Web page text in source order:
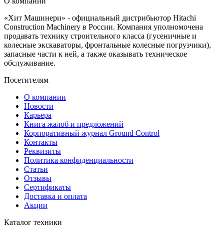
«Хит Машинери» - официальный дистрибьютор Hitachi
Construction Machinery в России. Компания уполномочена
продавать технику строительного класса (гусеничные и
колесные экскаваторы, фронтальные колесные погрузчики),
запасные части к ней, а также оказывать техническое
обслуживание.
Посетителям
О компании
Новости
Карьера
Книга жалоб и предложений
Корпоративный журнал Ground Control
Контакты
Реквизиты
Политика конфиденциальности
Статьи
Отзывы
Сертификаты
Доставка и оплата
Акции
Каталог техники